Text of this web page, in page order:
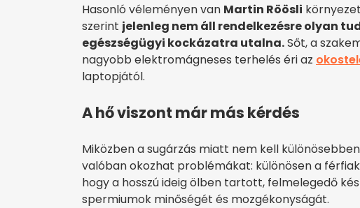
Hasonló véleményen van Martin Röösli
szerint jelenleg nem áll rendelkezésre olyan
egészségügyi kockázatra utalna.Sőt, a
nagyobb elektromágneses terhelés éri az
laptopjától.
A hő viszont már más kérdés
Miközben a sugárzás miatt nem kell
valóban okozhat problémákat: különösen a
hogy a hosszú ideig ölben tartott, felmelegedő
spermiumok minőségét és mozgékonyságát.